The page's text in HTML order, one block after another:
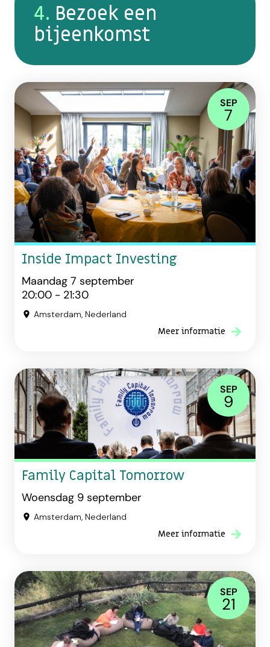
4. Bezoek een
bijeenkomst
SEP
7
Inside Impact Investing
Maandag 7 september
20:00 - 21:30
Amsterdam, Nederland
Meer informatie
SEP
9
Family Capital Tomorrow
Woensdag 9 september
Amsterdam, Nederland
Meer informatie
SEP
21